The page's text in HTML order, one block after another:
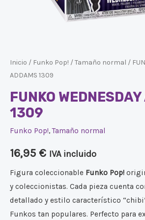
Inicio / Funko Pop! /Tamaño normal /
ADDAMS 1309
FUNKO
1309
Funko Pop!,Tamaño normal
16,95 € IVA incluido
Figura coleccionable Funko Pop!
y coleccionistas. Cada pieza cuenta
detallado y estilo característico
Funkos tan populares. Perfecto para